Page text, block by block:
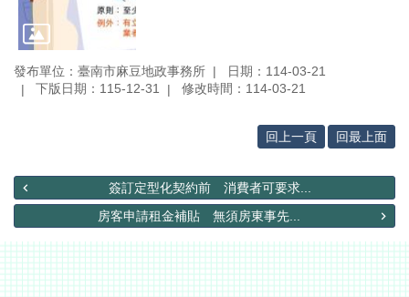
線
上
申
辦
與
民
服
交
發布單位：臺南市麻豆地政事務所
日期：114-03-21
下版日期：115-12-31
修改時間：114-03-21
回上一頁 回最上面
簽訂定型化契約前 消費者可要求...
房客申請租金補貼 無須房東事先...